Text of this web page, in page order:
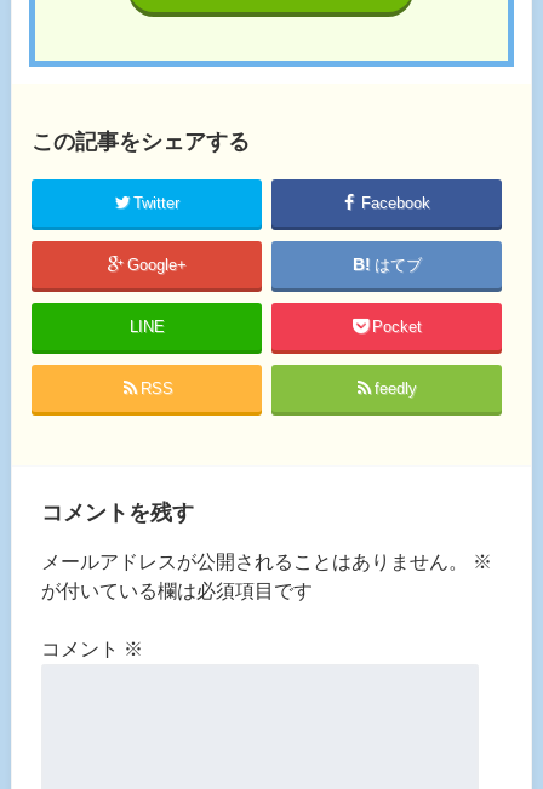
この記事をシェアする
Twitter Facebook
Google+ はてブ
LINE Pocket
RSS feedly
コメントを残す
メールアドレスが公開されることはありません。
※
が付いている欄は必須項目です
コメント ※